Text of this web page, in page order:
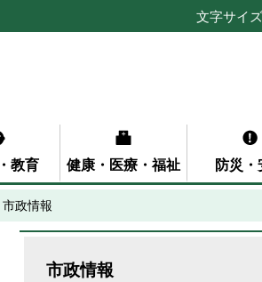
文字サイズ
教育 健康・医療・福祉 防災・
市政情報
市政情報